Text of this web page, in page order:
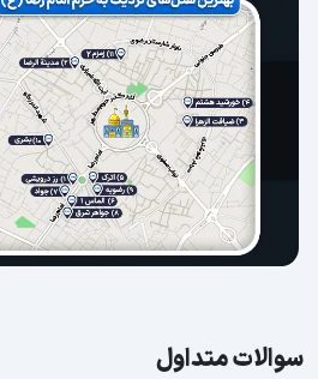
سوالات متداول